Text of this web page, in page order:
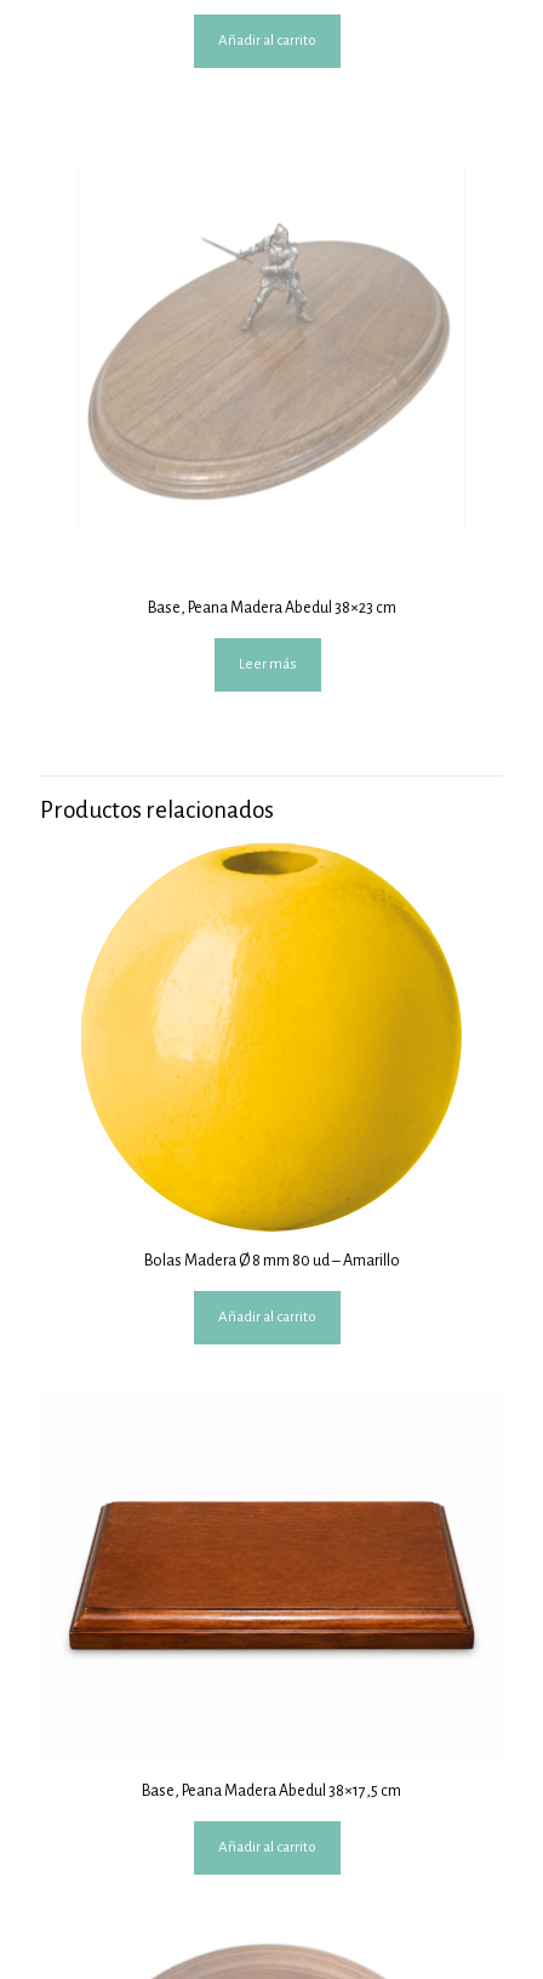
Añadir al carrito
Base, Peana Madera Abedul 38×23 cm
Leer más
Productos relacionados
Bolas Madera Ø 8 mm 80 ud – Amarillo
Añadir al carrito
Base, Peana Madera Abedul 38×17,5 cm
Añadir al carrito